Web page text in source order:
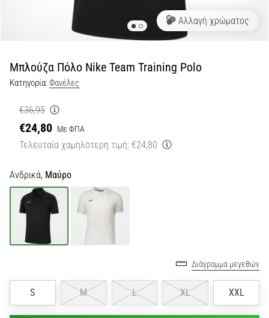
άρθρων
Αλλαγή χρώματος
Μπλούζα Πόλο Nike Team Training Polo
Κατηγορία:Φανέλες
€36,95
€24,80 Με ΦΠΑ
Τελευταία χαμηλότερη τιμή: €24,80
Ανδρικά, Μαύρο
Διάγραμμα μεγεθών
S M L XL XXL